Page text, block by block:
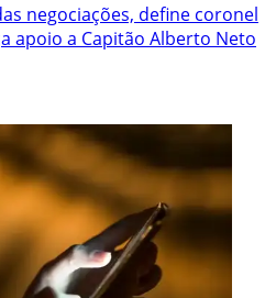
negociações, define coronel
apoio a Capitão Alberto Neto